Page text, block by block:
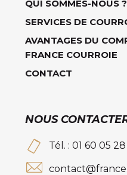
QUI SOMMES-NOUS ?
SERVICES DE
AVANTAGES DU
FRANCE COURROIE
CONTACT
NOUS
Tél. : 01 60 05